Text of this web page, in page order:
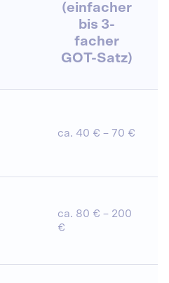
(einfacher
bis 3-
facher
GOT-Satz)
ca. 40 € – 70 €
ca. 80 € – 200
€